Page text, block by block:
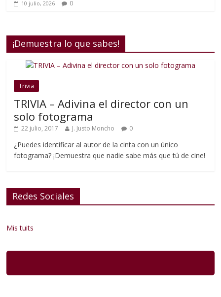
10 julio, 2026 0
¡Demuestra lo que sabes!
Trivia
TRIVIA – Adivina el director con un
solo fotograma
22 julio, 2017 J. Justo Moncho 0
¿Puedes identificar al autor de la cinta con un único
fotograma? ¡Demuestra que nadie sabe más que tú de cine!
Redes Sociales
Mis tuits